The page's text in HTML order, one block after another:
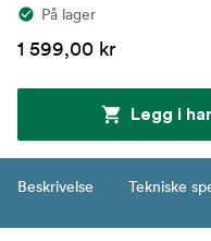
På lager
1 599,00 kr
Legg i
Beskrivelse Tekniske